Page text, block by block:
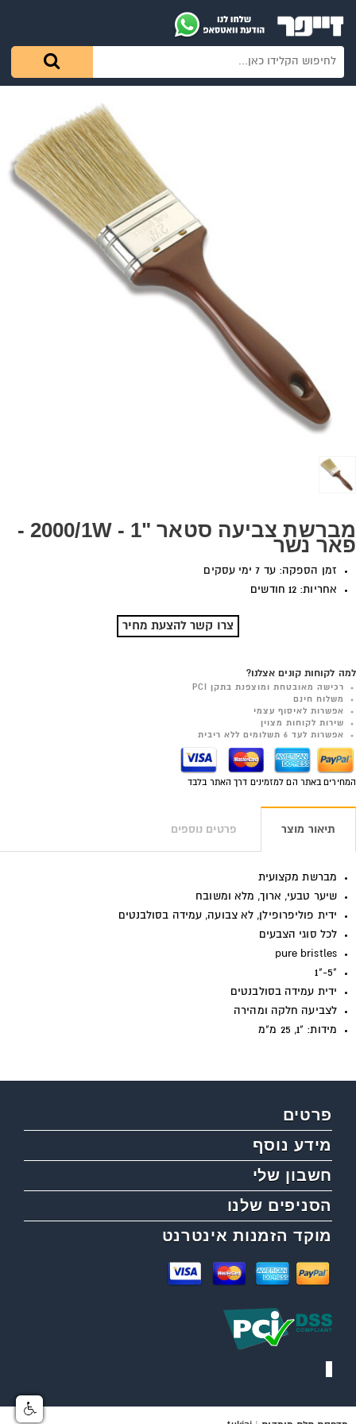
מברשת צביעה סטאר "1 - 2000/1W -
פאר נשר
זמן הספקה: עד 7 ימי עסקים
אחריות: 12 חודשים
צרו קשר להצעת מחיר
למה לקוחות קונים אצלנו?
רכישה מאובטחת ומוצפנת בתקן PCI
משלוח חינם
אפשרות לאיסוף עצמי
שירות לקוחות מצוין
אפשרות לעד 6 תשלומים ללא ריבית
המחירים באתר הם למזמינים דרך האתר בלבד
תיאור מוצר פרטים נוספים
מברשת מקצועית
שיער טבעי, ארוך, מלא ומשובח
ידית פוליפרופילן, לא צבועה, עמידה בסולבנטים
לכל סוגי הצבעים
pure bristles
"5-"1
ידית עמידה בסולבנטים
לצביעה חלקה ומהירה
מידות: "1, 25 מ"מ
פרטים
מידע נוסף
חשבון שלי
הסניפים שלנו
מוקד הזמנות אינטרנט